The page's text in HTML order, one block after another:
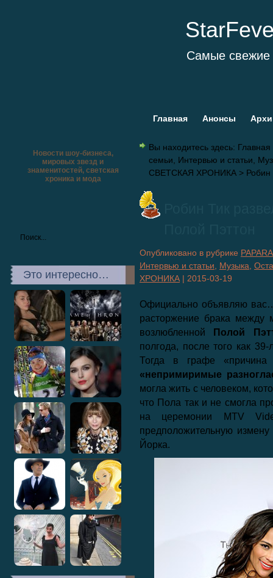
Самые свежие
Главная Анонсы
Новости шоу-бизнеса,
мировых звезд и
знаменитостей, светская
хроника и мода
Это интересно…
Вы находитесь здесь: Главная
семьи
Интервью и статьи
СВЕТСКАЯ ХРОНИКА > Робин
Опубликовано в рубрике
Интервью и статьи
Музыка
ХРОНИКА | 2015-03-19
Официально объявляю
расторжение брака между
возлюбленной Полой
полгода, после того как
Тогда в графе «причина
«непримиримые
могла жить с человеком,
что Пола так и не смогла
на церемонии MTV
предположительную
Йорка.